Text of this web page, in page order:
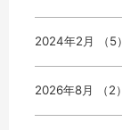
2024年2月 （5）
2026年8月 （2）